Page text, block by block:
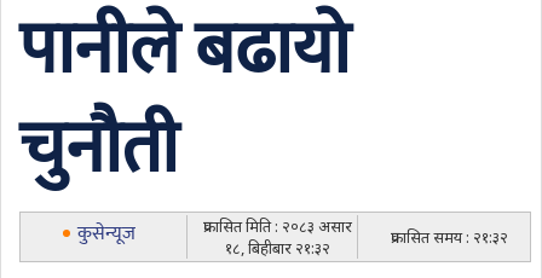
पानीले बढायो
चुनौती
कुसेन्यूज
प्रकासित मिति : २०८३ असार
१८, बिहीबार २१:३२
प्रकासित समय : २१:३२